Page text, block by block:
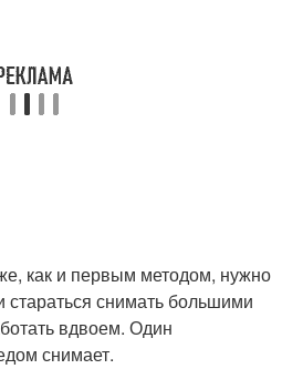
как и первым методом, нужно
снимать большими
вдвоем. Один
снимает.